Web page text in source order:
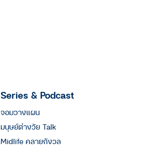
Series & Podcast
จอมวางแผน
มนุษย์ต่างวัย Talk
Midlife คลายกังวล